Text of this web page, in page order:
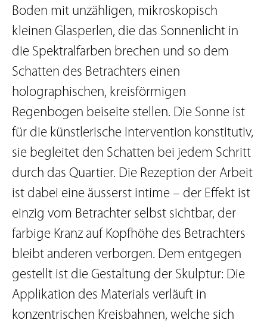
Boden mit unzähligen, mikroskopisch
kleinen Glasperlen, die das Sonnenlicht in
die Spektralfarben brechen und so dem
Schatten des Betrachters einen
holographischen, kreisförmigen
Regenbogen beiseite stellen. Die Sonne ist
für die künstlerische Intervention konstitutiv,
sie begleitet den Schatten bei jedem Schritt
durch das Quartier. Die Rezeption der Arbeit
ist dabei eine äusserst intime – der Effekt ist
einzig vom Betrachter selbst sichtbar, der
farbige Kranz auf Kopfhöhe des Betrachters
bleibt anderen verborgen. Dem entgegen
gestellt ist die Gestaltung der Skulptur: Die
Applikation des Materials verläuft in
konzentrischen Kreisbahnen, welche sich